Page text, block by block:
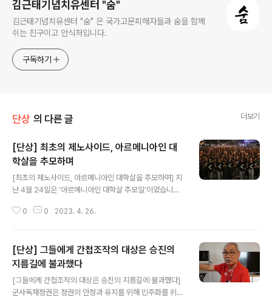
김근태기념치유센터 "숨"
김근태기념치유센터 "숨" 은 국가고문피해자들과 숨을 함께
쉬는 친구이고 안식처입니다.
구독하기
단상 의 다른 글 더보기
[단상] 최초의 제노사이드, 아르메니아인 대
학살을 추모하며
[최초의 제노사이드, 아르메니아인 대학살을 추모하며] 지
난 4월 24일은 ‘아르메니아인 대학살 추모일’이었습니다.
이 제국 내 아르메니아인을 대상으로 자행한 대량학살 사
달하는 것으로 추정됩니다. 나치 독일의 히틀러는 수백만
유대인에 대한 홀로코스트를 단행하면서 누가 아르메니아
인들의 죽음을 기억하겠는가라고 외쳤습니다. 그러나 오늘
날 많은 이들이 ‘아르메니아인 대학살’과 ‘유대인 홀로코스
0 0 2023. 4. 26.
[단상] 그들에게 간첩조작의 대상은 승진의
지름길에 불과했다
[그들에게 간첩조작의 대상은 승진의 지름길에 불과했다]
군사독재정권은 정권의 안정과 유지를 위해 민주화를 위한